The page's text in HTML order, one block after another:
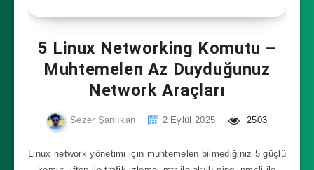
5 Linux Networking Komutu –
Muhtemelen Az Duyduğunuz
Network Araçları
Sezer Şanlıkan 2 Eylül 2025 2503
Linux network yönetimi için muhtemelen bilmediğiniz 5 güçlü